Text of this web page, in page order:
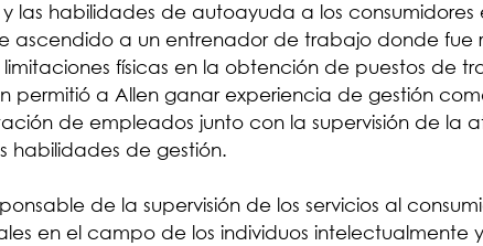
habilidades de autoayuda a los consumidores
ascendido a un entrenador de trabajo donde fue
físicas en la obtención de puestos de
a Allen ganar experiencia de gestión
de empleados junto con la supervisión de la
habilidades de gestión.
de la supervisión de los servicios al
en el campo de los individuos intelectualmente